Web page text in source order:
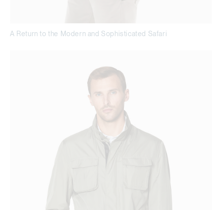
A Return to the Modern and Sophisticated Safari